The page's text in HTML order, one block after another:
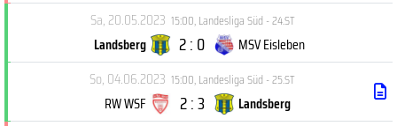
Sa, 20.05.2023 15:00,Landesliga Süd - 24.ST
Landsberg 2 : 0
MSV Eisleben
So, 04.06.2023 15:00,Landesliga Süd - 25.ST
RW WSF 2 : 3
Landsberg